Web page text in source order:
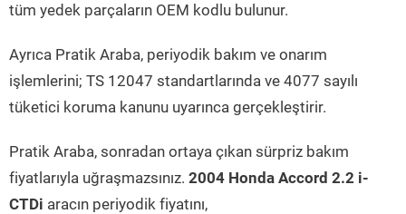
tüm yedek parçaların OEM kodlu bulunur.
Ayrıca Pratik Araba, periyodik bakım ve onarım
işlemlerini; TS 12047 standartlarında ve 4077 sayılı
tüketici koruma kanunu uyarınca gerçekleştirir.
Pratik Araba, sonradan ortaya çıkan sürpriz bakım
fiyatlarıyla uğraşmazsınız. 2004 Honda Accord 2.2 i-
CTDi aracın periyodik fiyatını,